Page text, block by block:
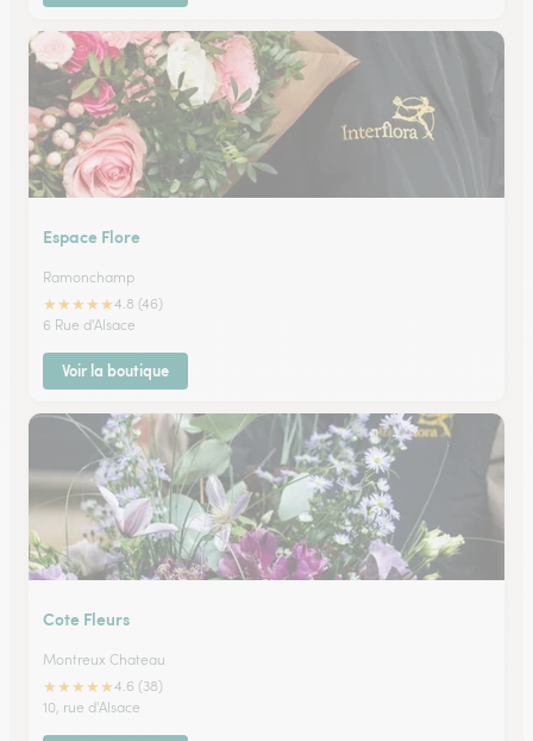
Espace Flore
Ramonchamp
★★★★★4.8 (46)
6 Rue d'Alsace
Voir la boutique
Cote Fleurs
Montreux Chateau
★★★★★4.6 (38)
10, rue d'Alsace